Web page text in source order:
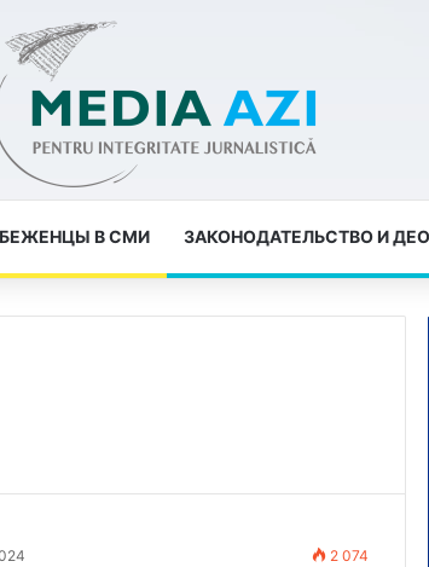
БЕЖЕНЦЫ В СМИ ЗАКОНОДАТЕЛЬСТВО И
2 074